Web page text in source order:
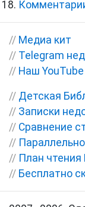
// Медиа кит
// Telegram
// Наш
// Детская
// Записки
// Сравнение
//
// План
// Бесплатно